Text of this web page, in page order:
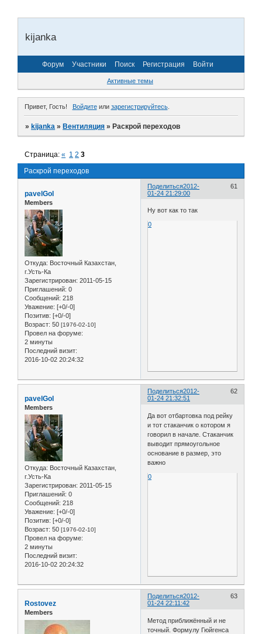
kijanka
Форум Участники Поиск Регистрация Войти
Активные темы
Привет, Гость! Войдитеили зарегистрируйтесь.
»kijanka »Вентиляция »Раскрой переходов
Раскрой переходов
Страница:« 1 2 3
Поделиться 61
2012-
01-24 21:29:00
pavelGol
Members
Откуда: Восточный Казахстан,
г.Усть-Ка
Зарегистрирован: 2011-05-15
Приглашений: 0
Сообщений: 218
Уважение: [+0/-0]
Позитив: [+0/-0]
Возраст: 50 [1976-02-10]
Провел на форуме:
2 минуты
Последний визит:
2016-10-02 20:24:32
Ну вот как то так
0
Поделиться 62
2012-
01-24 21:32:51
pavelGol
Members
Откуда: Восточный Казахстан,
г.Усть-Ка
Зарегистрирован: 2011-05-15
Приглашений: 0
Сообщений: 218
Уважение: [+0/-0]
Позитив: [+0/-0]
Возраст: 50 [1976-02-10]
Провел на форуме:
2 минуты
Последний визит:
2016-10-02 20:24:32
Да вот отбартовка под рейку
и тот стаканчик о котором я
говорил в начале. Стаканчик
выводит прямоугольное
основание в размер, это
важно
0
Поделиться 63
2012-
01-24 22:11:42
Rostovez
Members
Метод приближённый и не
точный. Формулу Гюйгенса